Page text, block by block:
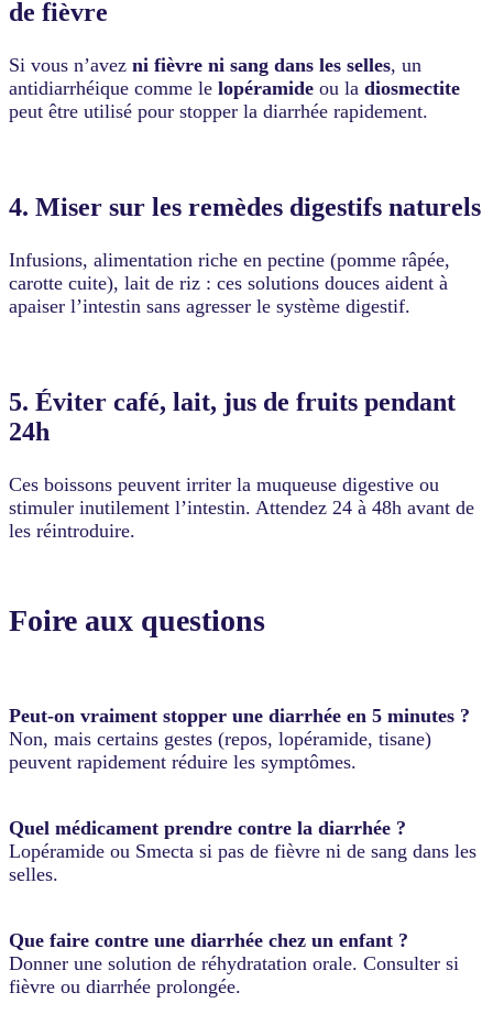
de fièvre
Si vous n’avez ni fièvre ni sang dans les selles, un
antidiarrhéique comme le lopéramide ou la diosmectite
peut être utilisé pour stopper la diarrhée rapidement.
4. Miser sur les remèdes digestifs naturels
Infusions, alimentation riche en pectine (pomme râpée,
carotte cuite), lait de riz : ces solutions douces aident à
apaiser l’intestin sans agresser le système digestif.
5. Éviter café, lait, jus de fruits pendant
24h
Ces boissons peuvent irriter la muqueuse digestive ou
stimuler inutilement l’intestin. Attendez 24 à 48h avant de
les réintroduire.
Foire aux questions
Peut-on vraiment stopper une diarrhée en 5 minutes ?
Non, mais certains gestes (repos, lopéramide, tisane)
peuvent rapidement réduire les symptômes.
Quel médicament prendre contre la diarrhée ?
Lopéramide ou Smecta si pas de fièvre ni de sang dans les
selles.
Que faire contre une diarrhée chez un enfant ?
Donner une solution de réhydratation orale. Consulter si
fièvre ou diarrhée prolongée.